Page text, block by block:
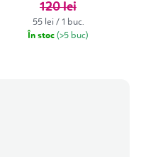
120 lei
Evaluare
preţ:
55 lei / 1 buc.
În stoc (>5 buc)